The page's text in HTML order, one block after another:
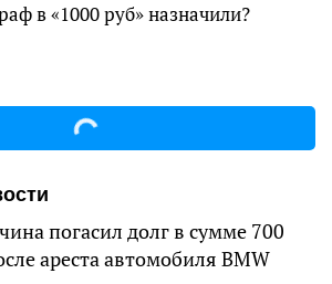
в «1000 руб» назначили?
погасил долг в сумме 700
ареста автомобиля BMW